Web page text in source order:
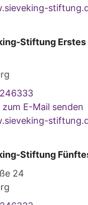
Stiftung
zum E-Mail senden
Stiftung
24